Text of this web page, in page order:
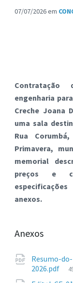
07/07/2026em
Contratação
engenharia
Creche Joana
uma sala
Rua
Primavera,
memorial
preços e
anexos.
Anexos
Resumo-
2026.pdf